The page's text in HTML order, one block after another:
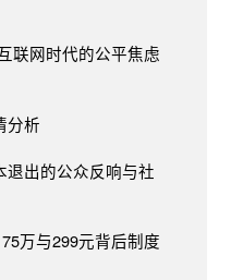
起部分群体的抵触和
会议强调统筹发展和
因素的风险。​4. 意识
识形态的敏感信息，
化解意识形态风险，
做好政策解读和宣传
和一致性非常重要。
权威解读，避免信息
联网时代的公平焦虑
分析
出的公众反响与社
万与299元背后制度